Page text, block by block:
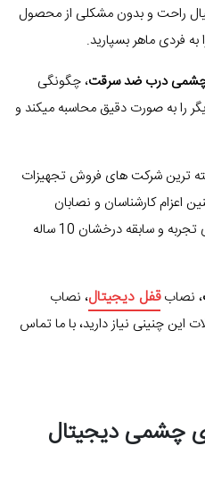
راحت و بدون مشکلی از محصول
فردی ماهر بسپارید.
درب ضد سرقت، چگونگی
را به صورت دقیق محاسبه میکند و
ترین شرکت های فروش تجهیزات
اعزام کارشناسان و نصابان
متخصص به محل میباشد که دارای تجربه و سابقه درخشان 10 ساله
، نصابقفل دیجیتال، نصاب
این چنینی نیاز دارید، با ما تماس
چشمی دیجیتال